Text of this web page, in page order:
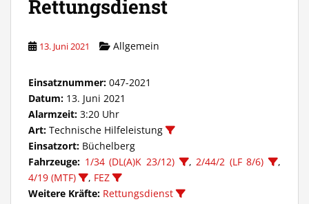
Rettungsdienst
13. Juni 2021 Allgemein
Einsatznummer: 047-2021
Datum: 13. Juni 2021
Alarmzeit: 3:20 Uhr
Art: Technische Hilfeleistung
Einsatzort: Büchelberg
Fahrzeuge: 1/34 (DL(A)K 23/12) ,2/44/2 (LF 8/6)
,
4/19 (MTF)
, FEZ
Weitere Kräfte: Rettungsdienst